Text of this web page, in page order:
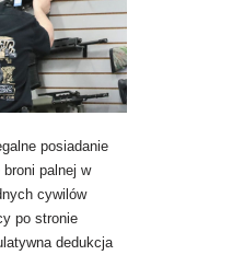
posiadanie
palnej w
cywilów
po stronie
dedukcja